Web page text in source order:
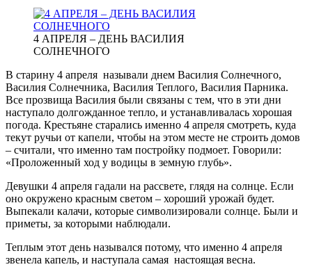
4 АПРЕЛЯ – ДЕНЬ ВАСИЛИЯ
СОЛНЕЧНОГО
В старину 4 апреля называли днем Василия Солнечного,
Василия Солнечника, Василия Теплого, Василия Парника.
Все прозвища Василия были связаны с тем, что в эти дни
наступало долгожданное тепло, и устанавливалась хорошая
погода. Крестьяне старались именно 4 апреля смотреть, куда
текут ручьи от капели, чтобы на этом месте не строить домов
– считали, что именно там постройку подмоет. Говорили:
«Проложенный ход у водицы в земную глубь».
Девушки 4 апреля гадали на рассвете, глядя на солнце. Если
оно окружено красным светом – хороший урожай будет.
Выпекали калачи, которые символизировали солнце. Были и
приметы, за которыми наблюдали.
Теплым этот день назывался потому, что именно 4 апреля
звенела капель, и наступала самая настоящая весна.